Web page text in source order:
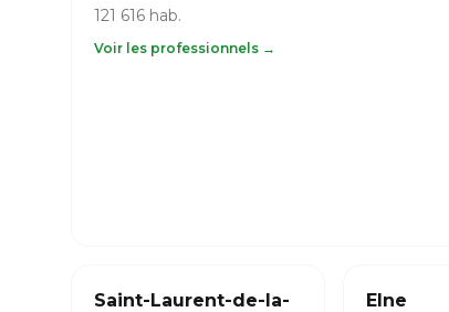
121 616 hab.
Voir les professionnels →
Saint-Laurent-de-la-
Elne